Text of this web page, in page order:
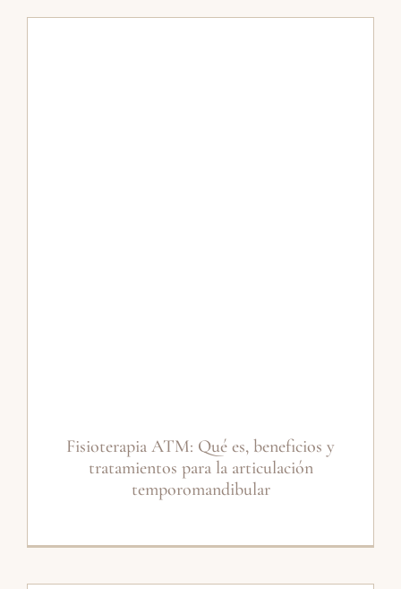
Fisioterapia ATM: Qué es, beneficios y
tratamientos para la articulación
temporomandibular